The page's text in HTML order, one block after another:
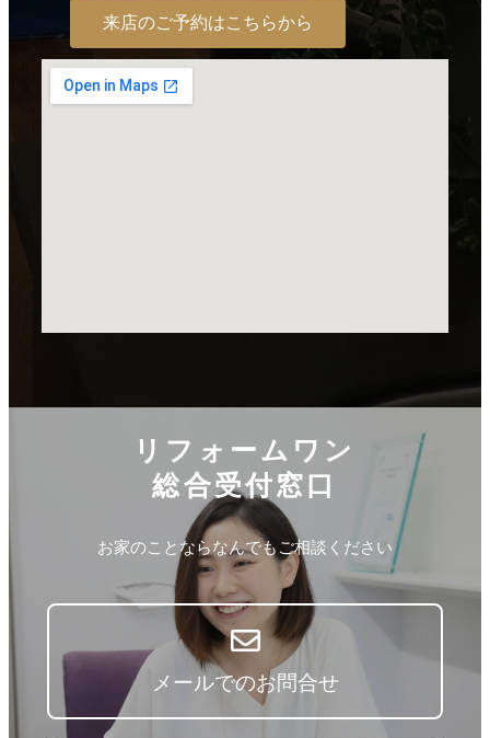
来店のご予約はこちらから
リフォームワン
総合受付窓口
お家のことならなんでもご相談ください
メールでのお問合せ